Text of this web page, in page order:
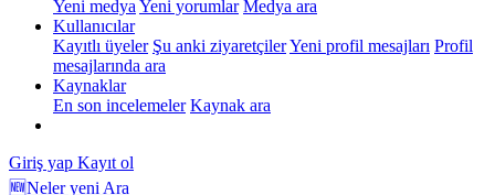
Yeni medya Yeni yorumlar Medya ara
Kullanıcılar
Kayıtlı üyeler Şu anki ziyaretçilerYeni profil mesajları Profil
mesajlarında ara
Kaynaklar
En son incelemeler Kaynak ara
Giriş yap Kayıt ol
🆕Neler yeni Ara